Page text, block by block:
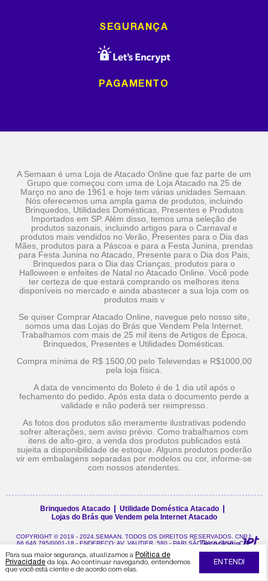
Para sua maior segurança, atualizamos a Política de
Privacidade da loja. Ao continuar navegando, entendemos
que você está ciente e de acordo com elas.
ENTENDI
SEGURANÇA
PAGAMENTO
A Semaan é uma Loja de Atacado Online que faz parte de um
Grupo que começou com uma de Loja Atacado na 25 de
Março no ano de 1961 e hoje tem várias unidades Semaan.
Nós oferecemos uma ampla gama de produtos, incluindo
Brinquedos, Utilidades Domésticas, Presentes e Produtos
Importados em SP. Além disso, temos uma seleção de
produtos sazonais, incluindo artigos para o Carnaval e
produtos mais vendidos no Verão, Presentes para o Dia das
Mães, produtos para a Páscoa e para a Festa Junina, prendas
para Festa Junina no Atacado, Presente para o Dia dos Pais,
Brinquedos para o Dia das Crianças, produtos para o
Halloween e enfeites de Natal no Atacado Online. Você pode
ter certeza de que estará comprando os melhores itens
disponíveis no mercado e ainda abastecer a sua loja com os
produtos mais v
Se quiser Comprar Atacado Online, navegue pelo nosso site,
somos uma das Lojas do Brás que Vendem Pela Internet.
Trabalhamos com mais de 25 mil itens de Artigos de Época,
Brinquedos, Presentes e Utilidades Domésticas.
Compra mínima de R$ 1500,00 pelo Televendas e R$1000,00
pela loja física.
A data de vencimento do Boleto é de 1 dia util após o
fechamento do pedido. Após esta data o documento perde a
validade e não poderá ser reimpresso.
As fotos dos produtos são meramente ilustrativas podendo
sofrer alterações, sem aviso prévio. Como trabalhamos com
itens de alto-giro, a venda dos produtos publicados está
sujeita a disponibilidade de estoque. Alguns produtos poderão
vir em embalagens separadas por modelos ou cor, informe-se
com nossos atendentes.
Brinquedos Atacado
Utilidade Doméstica Atacado
Lojas do Brás que Vendem pela Internet Atacado
COPYRIGHT © 2019 - 2024.SEMAAN. TODOS OS DIREITOS RESERVADOS. CNPJ:
66.646.795/0001-18 - ENDEREÇO: AV. VAUTIER, 580 - PARI SÃO PAULO/SP - CEP
Tecnologia